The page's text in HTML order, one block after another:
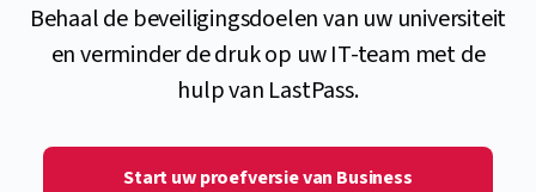
Behaal de beveiligingsdoelen van uw universiteit
en verminder de druk op uw IT-team met de
hulp van LastPass.
Start uw proefversie van Business